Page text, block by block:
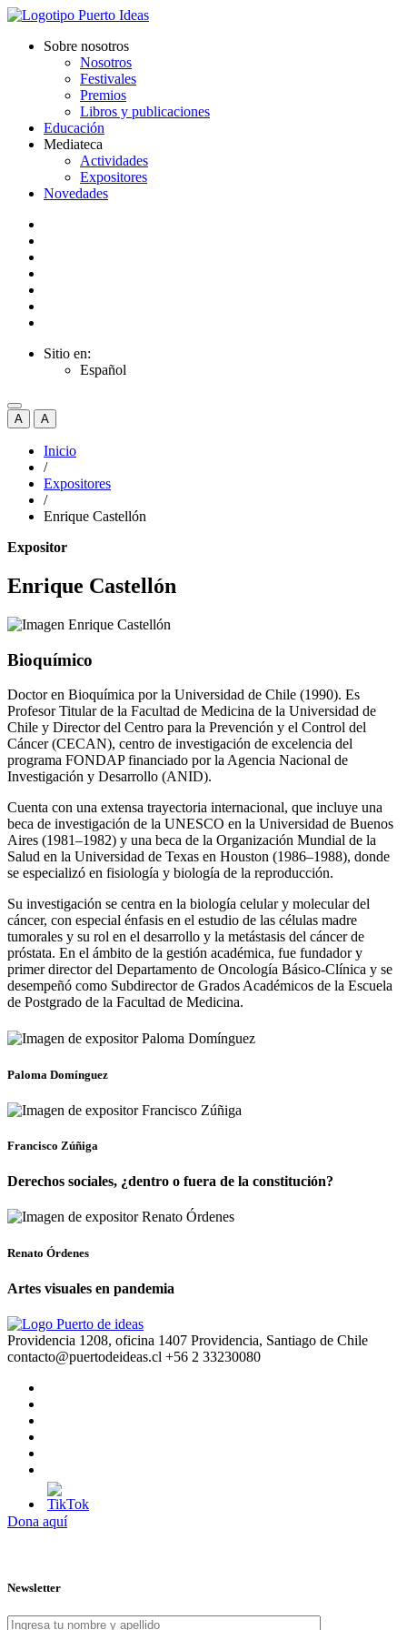
Sobre nosotros
Nosotros
Festivales
Premios
Libros y publicaciones
Educación
Mediateca
Actividades
Expositores
Novedades
Sitio en:
Español
A A
Inicio
/
Expositores
/
Enrique Castellón
Expositor
Enrique Castellón
Bioquímico
Doctor en Bioquímica por la Universidad de Chile (1990). Es
Profesor Titular de la Facultad de Medicina de la Universidad de
Chile y Director del Centro para la Prevención y el Control del
Cáncer (CECAN), centro de investigación de excelencia del
programa FONDAP financiado por la Agencia Nacional de
Investigación y Desarrollo (ANID).
Cuenta con una extensa trayectoria internacional, que incluye una
beca de investigación de la UNESCO en la Universidad de Buenos
Aires (1981–1982) y una beca de la Organización Mundial de la
Salud en la Universidad de Texas en Houston (1986–1988), donde
se especializó en fisiología y biología de la reproducción.
Su investigación se centra en la biología celular y molecular del
cáncer, con especial énfasis en el estudio de las células madre
tumorales y su rol en el desarrollo y la metástasis del cáncer de
próstata. En el ámbito de la gestión académica, fue fundador y
primer director del Departamento de Oncología Básico-Clínica y se
desempeñó como Subdirector de Grados Académicos de la Escuela
de Postgrado de la Facultad de Medicina.
Paloma Domínguez
Francisco Zúñiga
Derechos sociales, ¿dentro o fuera de la constitución?
Renato Órdenes
Artes visuales en pandemia
Providencia 1208, oficina 1407 Providencia, Santiago de Chile
contacto@puertodeideas.cl +56 2 33230080
Dona aquí
Newsletter